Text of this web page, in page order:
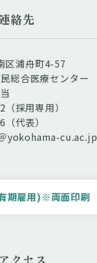
絡先
区浦舟町4-57
総合医療センター
採用専用）
代表）
yokohama-cu.ac.jp
期雇用)※両面印刷
クセス